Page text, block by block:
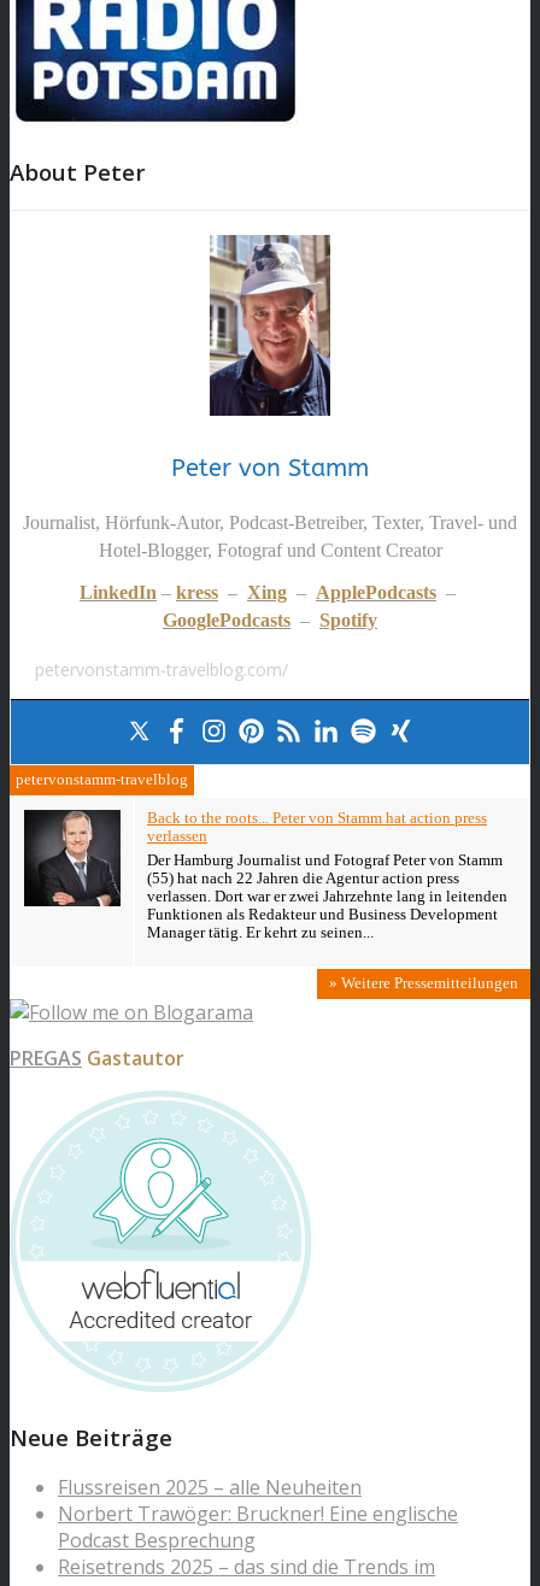
About Peter
Peter von Stamm
Journalist, Hörfunk-Autor, Podcast-Betreiber, Texter, Travel- und
Hotel-Blogger, Fotograf und Content Creator
LinkedIn – kress – Xing – ApplePodcasts –
GooglePodcasts – Spotify
petervonstamm-travelblog.com/
petervonstamm-travelblog
Back to the roots... Peter von Stamm hat action press
verlassen
Der Hamburg Journalist und Fotograf Peter von Stamm
(55) hat nach 22 Jahren die Agentur action press
verlassen. Dort war er zwei Jahrzehnte lang in leitenden
Funktionen als Redakteur und Business Development
Manager tätig. Er kehrt zu seinen...
» Weitere Pressemitteilungen
PREGAS Gastautor
Neue Beiträge
Flussreisen 2025 – alle Neuheiten
Norbert Trawöger: Bruckner! Eine englische
Podcast Besprechung
Reisetrends 2025 – das sind die Trends im